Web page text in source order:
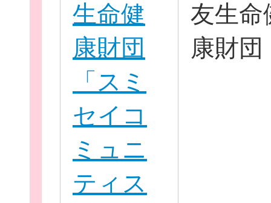
生命健
康財団
「スミ
セイコ
ミュニ
ティス
友生命
康財団